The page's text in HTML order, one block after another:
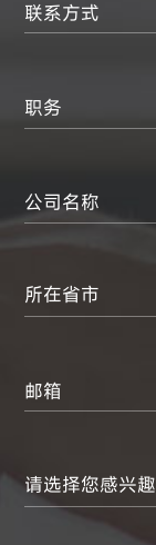
联系方式
职务
公司名称
所在省市
邮箱